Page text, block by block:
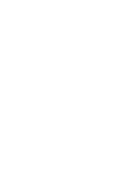
w sklepie Bialcon!